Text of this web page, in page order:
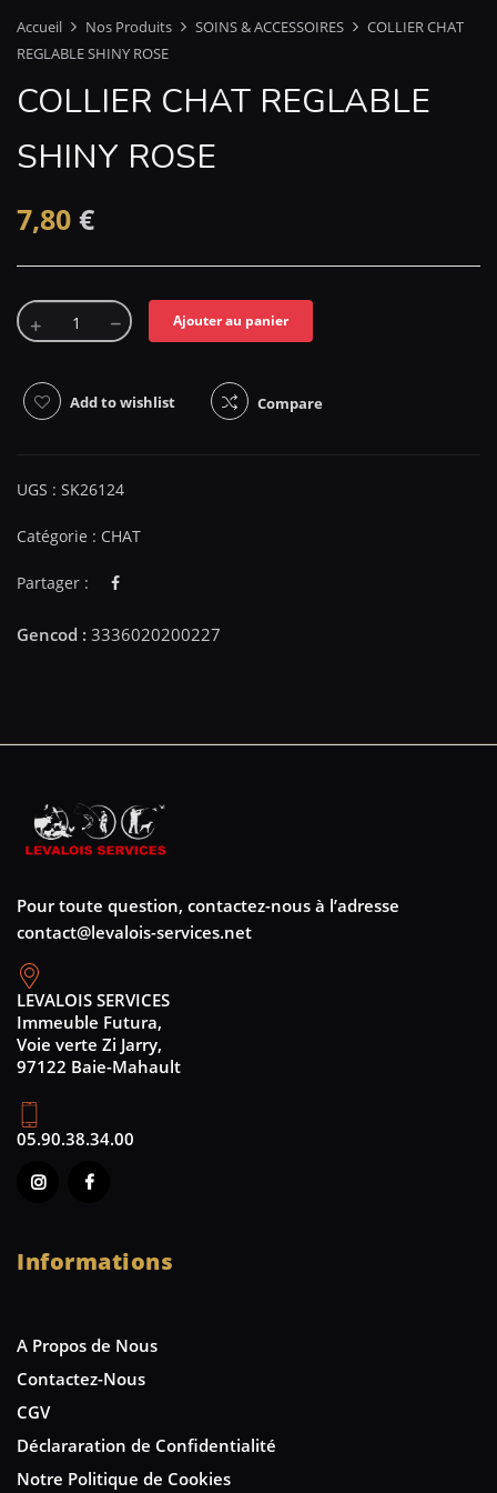
Accueil Nos Produits SOINS & ACCESSOIRES
COLLIER CHAT
REGLABLE SHINY ROSE
COLLIER CHAT REGLABLE
SHINY ROSE
7,80 €
Ajouter au panier
Add to wishlist Compare
UGS : SK26124
Catégorie : CHAT
Partager :
Pour toute question, contactez-nous à l’adresse
contact@levalois-services.net
LEVALOIS SERVICES
Immeuble Futura,
Voie verte Zi Jarry,
97122 Baie-Mahault
05.90.38.34.00
Informations
A Propos de Nous
Contactez-Nous
CGV
Déclararation de Confidentialité
Notre Politique de Cookies